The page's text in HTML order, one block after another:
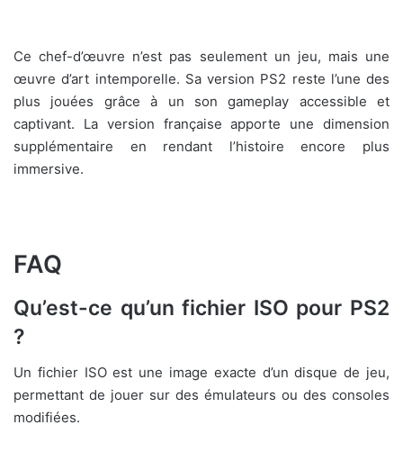
Ce chef-d’œuvre n’est pas seulement un jeu, mais une
œuvre d’art intemporelle. Sa version PS2 reste l’une des
plus jouées grâce à un son gameplay accessible et
captivant. La version française apporte une dimension
supplémentaire en rendant l’histoire encore plus
immersive.
FAQ
Qu’est-ce qu’un fichier ISO pour PS2
?
Un fichier ISO est une image exacte d’un disque de jeu,
permettant de jouer sur des émulateurs ou des consoles
modifiées.